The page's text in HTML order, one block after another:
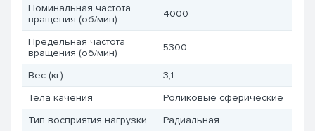
Номинальная частота
вращения (об/мин)
4000
Предельная частота
вращения (об/мин)
5300
Вес (кг)
3,1
Тела качения
Роликовые сферические
Тип восприятия нагрузки
Радиальная